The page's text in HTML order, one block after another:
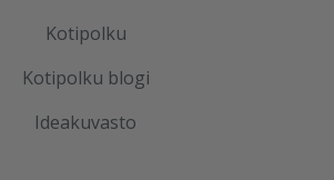
Kotipolku
Kotipolku blogi
Ideakuvasto